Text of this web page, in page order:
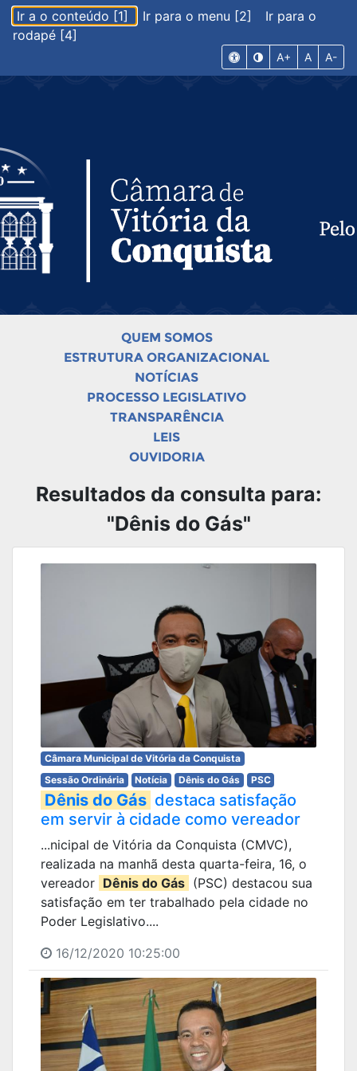
Ir a o conteúdo [1] Ir para o menu [2]
Ir para o
rodapé [4]
A+ A A-
QUEM SOMOS
ESTRUTURA ORGANIZACIONAL
NOTÍCIAS
PROCESSO LEGISLATIVO
TRANSPARÊNCIA
LEIS
OUVIDORIA
Resultados da consulta para:
"Dênis do Gás"
Câmara Municipal de Vitória da Conquista
Sessão Ordinária
Notícia Dênis do Gás PSC
Dênis do Gás destaca satisfação
em servir à cidade como vereador
...nicipal de Vitória da Conquista (CMVC),
realizada na manhã desta quarta-feira, 16, o
vereador Dênis do Gás (PSC) destacou sua
satisfação em ter trabalhado pela cidade no
Poder Legislativo....
16/12/2020 10:25:00